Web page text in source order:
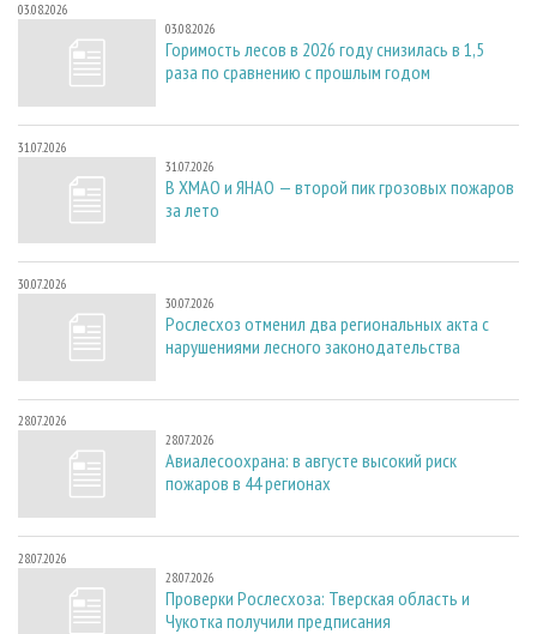
03.08.2026
03.08.2026
Горимость лесов в 2026 году снизилась в 1,5
раза по сравнению с прошлым годом
31.07.2026
31.07.2026
В ХМАО и ЯНАО — второй пик грозовых пожаров
за лето
30.07.2026
30.07.2026
Рослесхоз отменил два региональных акта с
нарушениями лесного законодательства
28.07.2026
28.07.2026
Авиалесоохрана: в августе высокий риск
пожаров в 44 регионах
28.07.2026
28.07.2026
Проверки Рослесхоза: Тверская область и
Чукотка получили предписания